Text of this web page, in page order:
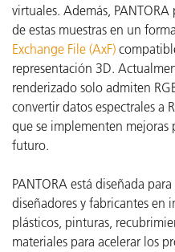
virtuales. Además,
de estas muestras en un
Exchange File (AxF)
representación 3D.
renderizado solo admiten
convertir datos espectrales a
que se implementen mejoras
futuro.
PANTORA está diseñada
diseñadores y fabricantes en
plásticos, pinturas,
materiales para acelerar los